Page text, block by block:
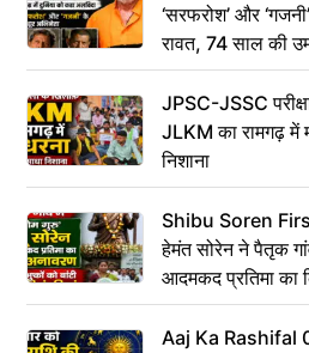
‘सरफरोश’ और
रावत, 74 साल की
JPSC-JSSC
JLKM का रामगढ़ में
निशाना
Shibu Soren
हेमंत सोरेन ने पैतृक
आदमकद प्रतिमा का
बांटी परिसंपत्तियां
Aaj Ka Rashifal